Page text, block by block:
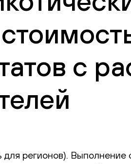
с
для регионов).